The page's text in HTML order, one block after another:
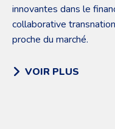
innovantes dans le
collaborative
proche du marché.
VOIR PLUS